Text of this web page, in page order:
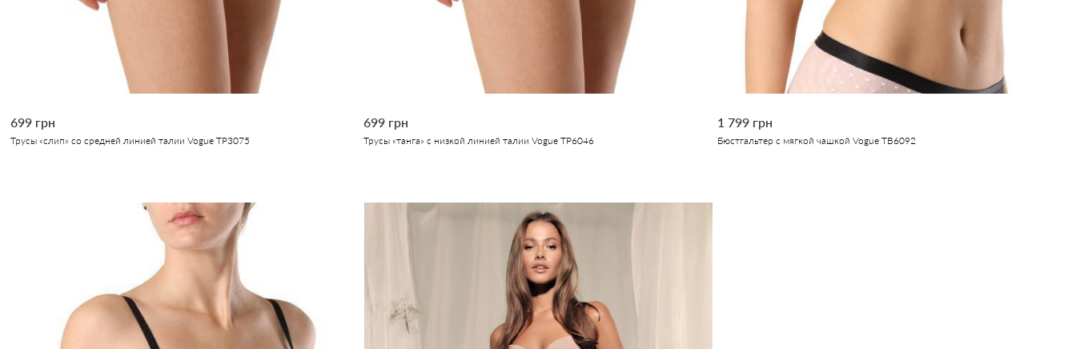
699 грн
Трусы «слип» со средней линией талии Vogue TP3075
699 грн
Трусы «танга» с низкой линией талии Vogue TP6046
1 799 грн
Бюстгальтер с мягкой чашкой Vogue TB6092